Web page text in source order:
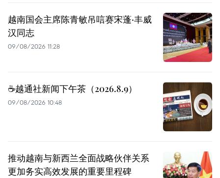
越南国会主席陈青敏吊唁赛宋蓬·丰威
汉同志
09/08/2026 11:28
☕️越通社新闻下午茶（2026.8.9）
09/08/2026 10:48
推动越南与新西兰全面战略伙伴关系
更加务实高效发展的重要里程碑